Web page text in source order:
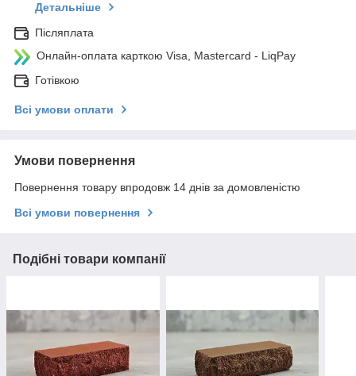
Детальніше
Післяплата
Онлайн-оплата карткою Visa, Mastercard - LiqPay
Готівкою
Всі умови оплати
Умови повернення
Повернення товару впродовж 14 днів за домовленістю
Всі умови повернення
Подібні товари компанії